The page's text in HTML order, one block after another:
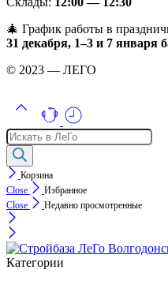
🎄 График работы в
31 декабря, 1–3 и 7 января
© 2023 — ЛЕГО
Поиск
товаров
Корзина
Close
Избранное
Close
Недавно просмотренные
Категории